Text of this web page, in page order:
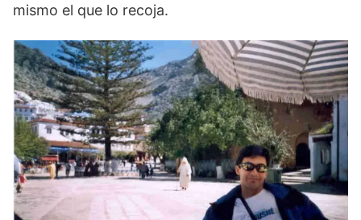
mismo el que lo recoja.